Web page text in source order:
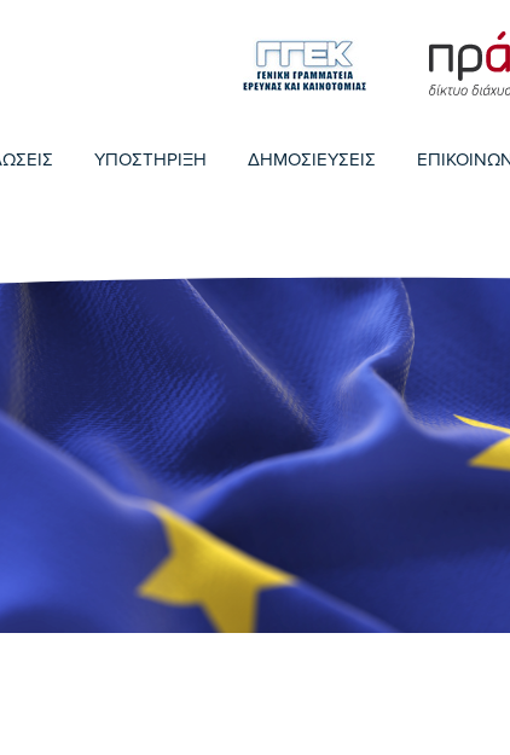
ΥΠΟΣΤΗΡΙΞΗ ΔΗΜΟΣΙΕΥΣΕΙΣ